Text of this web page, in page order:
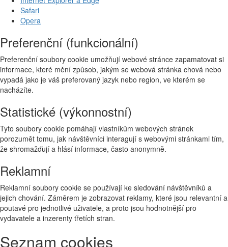
Safari
Opera
Preferenční (funkcionální)
Preferenční soubory cookie umožňují webové stránce zapamatovat si
informace, které mění způsob, jakým se webová stránka chová nebo
vypadá jako je váš preferovaný jazyk nebo region, ve kterém se
nacházíte.
Statistické (výkonnostní)
Tyto soubory cookie pomáhají vlastníkům webových stránek
porozumět tomu, jak návštěvníci interagují s webovými stránkami tím,
že shromažďují a hlásí informace, často anonymně.
Reklamní
Reklamní soubory cookie se používají ke sledování návštěvníků a
jejich chování. Záměrem je zobrazovat reklamy, které jsou relevantní a
poutavé pro jednotlivé uživatele, a proto jsou hodnotnější pro
vydavatele a inzerenty třetích stran.
Seznam cookies